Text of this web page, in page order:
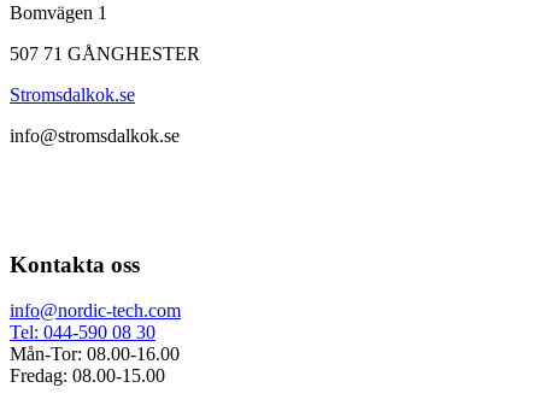
Bomvägen 1
507 71 GÅNGHESTER
Stromsdalkok.se
info@stromsdalkok.se
Kontakta oss
info@nordic-tech.com
Tel: 044-590 08 30
Mån-Tor: 08.00-16.00
Fredag: 08.00-15.00